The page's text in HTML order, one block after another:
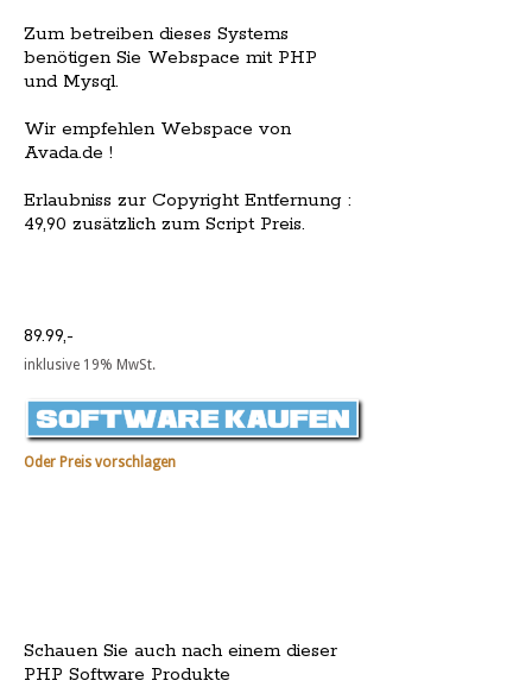
Zum betreiben dieses Systems
benötigen Sie Webspace mit PHP
und Mysql.
Wir empfehlen Webspace von
Avada.de !
Erlaubniss zur Copyright Entfernung :
49,90 zusätzlich zum Script Preis.
89.99,-
inklusive 19% MwSt.
Oder Preis vorschlagen
Schauen Sie auch nach einem dieser
PHP Software Produkte